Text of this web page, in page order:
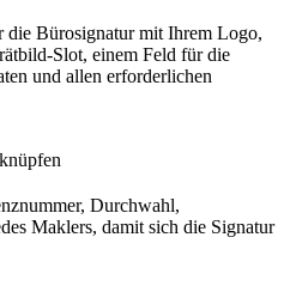
die Bürosignatur mit Ihrem Logo,
Slot, einem Feld für die
und allen erforderlichen
Durchwahl,
Maklers, damit sich die Signatur